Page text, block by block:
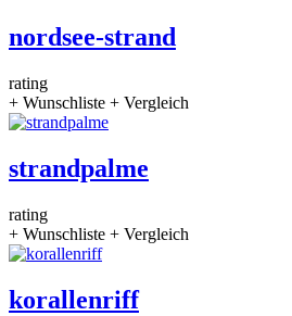
nordsee-strand
rating
+ Wunschliste + Vergleich
strandpalme
rating
+ Wunschliste + Vergleich
korallenriff